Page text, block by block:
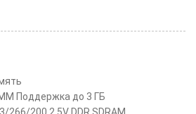
Поддержка до 3 ГБ